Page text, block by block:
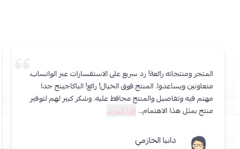
المتجر ومنتجاته رائعة! رد سريع على الاستفسارات عبر الواتساب،
متعاونين ويساعدوا. المنتج فوق الخيال! رائع! الباكاجينج جدا
مهتم فيه وتفاصيل والمنتج محافظ عليه. وشكر كبير لهم لتوفير
منتج بمثل هذا الاهتمام...اقرأ المزيد
دانيا الحازمي